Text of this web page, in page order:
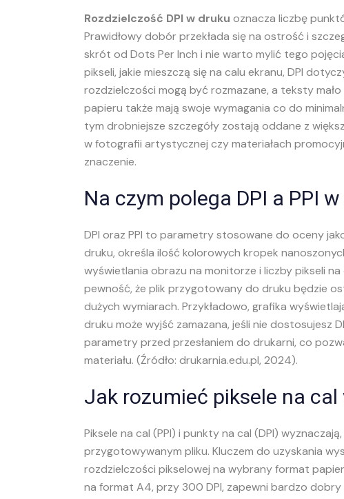
Rozdzielczość DPI w druku oznacza liczbę
Prawidłowy dobór przekłada się na ostrość i
skrót od Dots Per Inch i nie warto mylić tego
pikseli, jakie mieszczą się na calu ekranu, DPI
rozdzielczości mogą być rozmazane, a teksty
papieru także mają swoje wymagania co do
tym drobniejsze szczegóły zostają oddane z
w fotografii artystycznej czy materiałach
znaczenie.
Na czym polega DPI a PPI
DPI oraz PPI to parametry stosowane do oceny
druku, określa ilość kolorowych kropek
wyświetlania obrazu na monitorze i liczby pikseli na
pewność, że plik przygotowany do druku będzie
dużych wymiarach. Przykładowo, grafika
druku może wyjść zamazana, jeśli nie dostosujesz
parametry przed przesłaniem do drukarni, co
materiału. (Źródło: drukarnia.edu.pl, 2024).
Jak rozumieć piksele na cal
Piksele na cal (PPI) i punkty na cal (DPI)
przygotowywanym pliku. Kluczem do uzyskania
rozdzielczości pikselowej na wybrany format
na format A4, przy 300 DPI, zapewni bardzo dobry